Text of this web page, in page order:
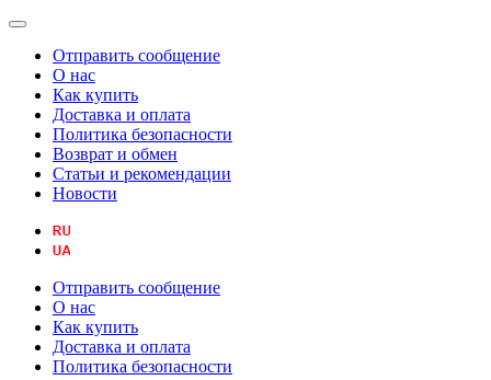
Отправить сообщение
О нас
Как купить
Доставка и оплата
Политика безопасности
Возврат и обмен
Статьи и рекомендации
Новости
Отправить сообщение
О нас
Как купить
Доставка и оплата
Политика безопасности